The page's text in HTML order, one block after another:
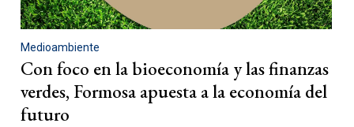
Medioambiente
Con foco en la bioeconomía y las finanzas
verdes, Formosa apuesta a la economía del
futuro